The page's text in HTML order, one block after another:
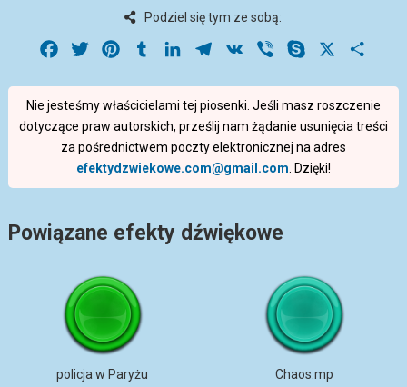
Podziel się tym ze sobą:
Facebook
Twitter PinterestTumblrLinkedInTelegram
VK Viber Skype
Nie jesteśmy właścicielami tej piosenki. Jeśli masz roszczenie
dotyczące praw autorskich, prześlij nam żądanie usunięcia treści
za pośrednictwem poczty elektronicznej na adres
efektydzwiekowe.com@gmail.com . Dzięki!
Powiązane efekty dźwiękowe
policja w Paryżu Chaos.mp